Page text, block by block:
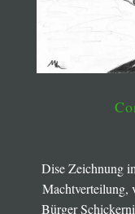
Dise Zeichnung
Machtverteilung,
Bürger